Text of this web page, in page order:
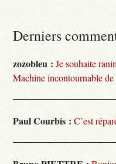
Derniers
zozobleu : Je souhaite
Machine incontournable
Paul Courbis : C’est